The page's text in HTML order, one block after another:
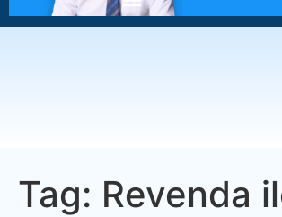
Tag: Revenda